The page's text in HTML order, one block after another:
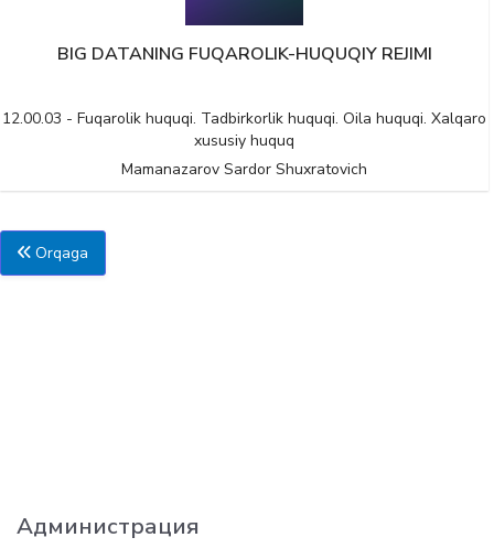
BIG DATANING FUQAROLIK-HUQUQIY REJIMI
12.00.03 - Fuqarolik huquqi. Tadbirkorlik huquqi. Oila huquqi. Xalqaro
xususiy huquq
Mamanazarov Sardor Shuxratovich
Orqaga
Администрация